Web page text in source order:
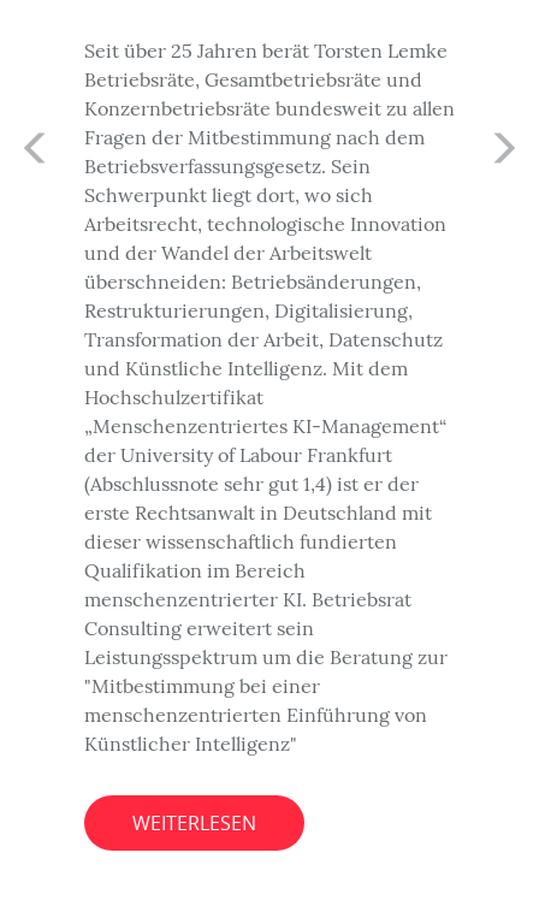
Seit über 25 Jahren berät Torsten Lemke
Betriebsräte, Gesamtbetriebsräte und
Konzernbetriebsräte bundesweit zu allen
Fragen der Mitbestimmung nach dem
Betriebsverfassungsgesetz. Sein
Schwerpunkt liegt dort, wo sich
Arbeitsrecht, technologische Innovation
und der Wandel der Arbeitswelt
überschneiden: Betriebsänderungen,
Restrukturierungen, Digitalisierung,
Transformation der Arbeit, Datenschutz
und Künstliche Intelligenz. Mit dem
Hochschulzertifikat
„Menschenzentriertes KI-Management“
der University of Labour Frankfurt
(Abschlussnote sehr gut 1,4) ist er der
erste Rechtsanwalt in Deutschland mit
dieser wissenschaftlich fundierten
Qualifikation im Bereich
menschenzentrierter KI. Betriebsrat
Consulting erweitert sein
Leistungsspektrum um die Beratung zur
"Mitbestimmung bei einer
menschenzentrierten Einführung von
Künstlicher Intelligenz"
WEITERLESEN